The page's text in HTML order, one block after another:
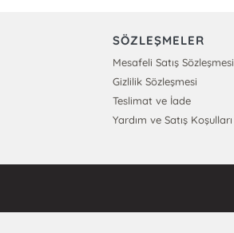
SÖZLEŞMELER
Mesafeli Satış Sözleşmesi
Gizlilik Sözleşmesi
Teslimat ve İade
Yardım ve Satış Koşulları